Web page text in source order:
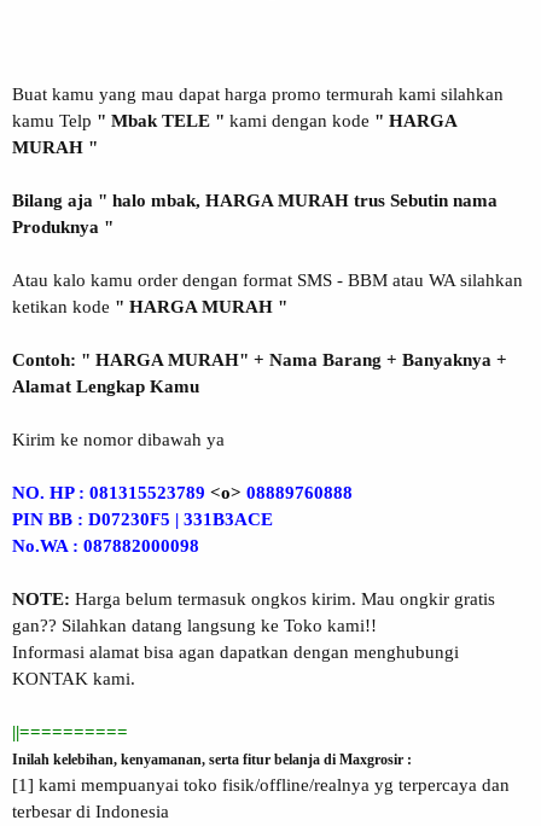
Buat kamu yang mau dapat harga promo termurah kami silahkan
kamu Telp " Mbak TELE " kami dengan kode " HARGA
MURAH "
Bilang aja " halo mbak, HARGA MURAH trus Sebutin nama
Produknya "
Atau kalo kamu order dengan format SMS - BBM atau WA silahkan
ketikan kode " HARGA MURAH "
Contoh: " HARGA MURAH" + Nama Barang + Banyaknya +
Alamat Lengkap Kamu
Kirim ke nomor dibawah ya
NO. HP : 081315523789 <o> 08889760888
PIN BB : D07230F5 | 331B3ACE
No.WA : 087882000098
NOTE: Harga belum termasuk ongkos kirim. Mau ongkir gratis
gan?? Silahkan datang langsung ke Toko kami!!
Informasi alamat bisa agan dapatkan dengan menghubungi
KONTAK kami.
||==========
Inilah kelebihan, kenyamanan, serta fitur belanja di Maxgrosir :
[1] kami mempuanyai toko fisik/offline/realnya yg terpercaya dan
terbesar di Indonesia